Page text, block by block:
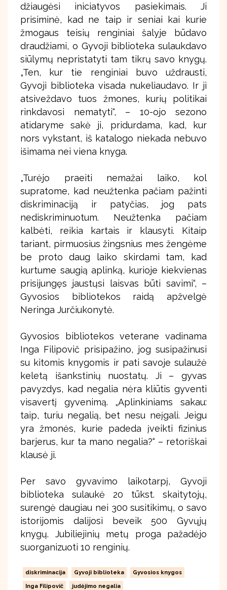
džiaugėsi iniciatyvos pasiekimais. Ji
prisiminė, kad ne taip ir seniai kai kurie
žmogaus teisių renginiai šalyje būdavo
draudžiami, o Gyvoji biblioteka sulaukdavo
siūlymų nepristatyti tam tikrų savo knygų.
„Ten, kur tie renginiai buvo uždrausti,
Gyvoji biblioteka visada nukeliaudavo. Ir ji
atsiveždavo tuos žmones, kurių politikai
rinkdavosi nematyti“, – 10-ojo sezono
atidaryme sakė ji, pridurdama, kad, kur
nors vykstant, iš katalogo niekada nebuvo
išimama nei viena knyga.
„Turėjo praeiti nemažai laiko, kol
supratome, kad neužtenka pačiam pažinti
diskriminaciją ir patyčias, jog pats
nediskriminuotum. Neužtenka pačiam
kalbėti, reikia kartais ir klausyti. Kitaip
tariant, pirmuosius žingsnius mes žengėme
be proto daug laiko skirdami tam, kad
kurtume saugią aplinką, kurioje kiekvienas
prisijungęs jaustųsi laisvas būti savimi“, –
Gyvosios bibliotekos raidą apžvelgė
Neringa Jurčiukonytė.
Gyvosios bibliotekos veterane vadinama
Inga Filipovič prisipažino, jog susipažinusi
su kitomis knygomis ir pati savoje sulaužė
keletą išankstinių nuostatų. Ji – gyvas
pavyzdys, kad negalia nėra kliūtis gyventi
visavertį gyvenimą. „Aplinkiniams sakau:
taip, turiu negalią, bet nesu neįgali. Jeigu
yra žmonės, kurie padeda įveikti fizinius
barjerus, kur ta mano negalia?“ – retoriškai
klausė ji.
Per savo gyvavimo laikotarpį, Gyvoji
biblioteka sulaukė 20 tūkst. skaitytojų,
surengė daugiau nei 300 susitikimų, o savo
istorijomis dalijosi beveik 500 Gyvųjų
knygų. Jubiliejinių metų proga pažadėjo
suorganizuoti 10 renginių.
diskriminacija Gyvoji biblioteka Gyvosios knygos
Inga Filipovič judėjimo negalia